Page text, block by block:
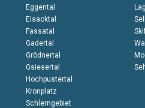
Eggental
Eisacktal
Fassatal
Gadertal
Grödnertal
Gsiesertal
Hochpustertal
Kronplatz
Schlerngebiet